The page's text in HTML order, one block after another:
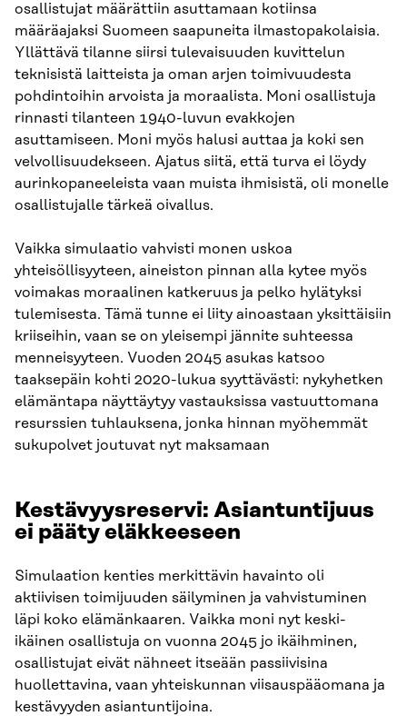
osallistujat määrättiin asuttamaan kotiinsa
määräajaksi Suomeen saapuneita ilmastopakolaisia.
Yllättävä tilanne siirsi tulevaisuuden kuvittelun
teknisistä laitteista ja oman arjen toimivuudesta
pohdintoihin arvoista ja moraalista. Moni osallistuja
rinnasti tilanteen 1940-luvun evakkojen
asuttamiseen. Moni myös halusi auttaa ja koki sen
velvollisuudekseen. Ajatus siitä, että turva ei löydy
aurinkopaneeleista vaan muista ihmisistä, oli monelle
osallistujalle tärkeä oivallus.
Vaikka simulaatio vahvisti monen uskoa
yhteisöllisyyteen, aineiston pinnan alla kytee myös
voimakas moraalinen katkeruus ja pelko hylätyksi
tulemisesta. Tämä tunne ei liity ainoastaan yksittäisiin
kriiseihin, vaan se on yleisempi jännite suhteessa
menneisyyteen. Vuoden 2045 asukas katsoo
taaksepäin kohti 2020-lukua syyttävästi: nykyhetken
elämäntapa näyttäytyy vastauksissa vastuuttomana
resurssien tuhlauksena, jonka hinnan myöhemmät
sukupolvet joutuvat nyt maksamaan
Kestävyysreservi: Asiantuntijuus
ei pääty eläkkeeseen
Simulaation kenties merkittävin havainto oli
aktiivisen toimijuuden säilyminen ja vahvistuminen
läpi koko elämänkaaren. Vaikka moni nyt keski-
ikäinen osallistuja on vuonna 2045 jo ikäihminen,
osallistujat eivät nähneet itseään passiivisina
huollettavina, vaan yhteiskunnan viisauspääomana ja
kestävyyden asiantuntijoina.